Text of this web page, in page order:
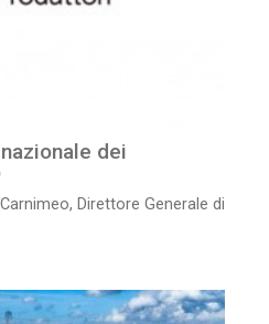
dei
Direttore Generale di